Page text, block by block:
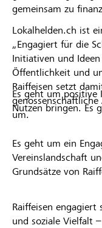
gemeinsam zu
Lokalhelden.ch ist
„Engagiert für die
Initiativen und
Öffentlichkeit und
Raiffeisen setzt
um.
Es geht um positive
Nutzen bringen. Es
Es geht um ein
Vereinslandschaft
Grundsätze von
Raiffeisen
und soziale Vielfalt